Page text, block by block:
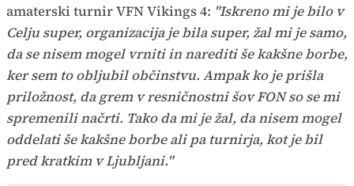
amaterski turnir VFN Vikings 4: "Iskreno mi je bilo v
Celju super, organizacija je bila super, žal mi je samo,
da se nisem mogel vrniti in narediti še kakšne borbe,
ker sem to obljubil občinstvu. Ampak ko je prišla
priložnost, da grem v resničnostni šov FON so se mi
spremenili načrti. Tako da mi je žal, da nisem mogel
oddelati še kakšne borbe ali pa turnirja, kot je bil
pred kratkim v Ljubljani."